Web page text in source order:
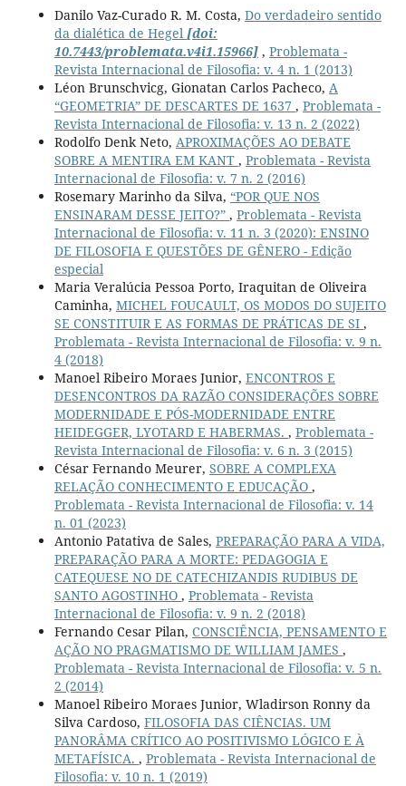
Danilo Vaz-Curado R. M. Costa, Do verdadeiro sentido
da dialética de Hegel [doi:
10.7443/problemata.v4i1.15966], Problemata -
Revista Internacional de Filosofia: v. 4 n. 1 (2013)
Léon Brunschvicg, Gionatan Carlos Pacheco, A
“GEOMETRIA” DE DESCARTES DE 1637 , Problemata -
Revista Internacional de Filosofia: v. 13 n. 2 (2022)
Rodolfo Denk Neto, APROXIMAÇÕES AO DEBATE
SOBRE A MENTIRA EM KANT , Problemata - Revista
Internacional de Filosofia: v. 7 n. 2 (2016)
Rosemary Marinho da Silva, “POR QUE NOS
ENSINARAM DESSE JEITO?” , Problemata - Revista
Internacional de Filosofia: v. 11 n. 3 (2020): ENSINO
DE FILOSOFIA E QUESTÕES DE GÊNERO - Edição
especial
Maria Veralúcia Pessoa Porto, Iraquitan de Oliveira
Caminha, MICHEL FOUCAULT, OS MODOS DO SUJEITO
SE CONSTITUIR E AS FORMAS DE PRÁTICAS DE SI ,
Problemata - Revista Internacional de Filosofia: v. 9 n.
4 (2018)
Manoel Ribeiro Moraes Junior, ENCONTROS E
DESENCONTROS DA RAZÃO CONSIDERAÇÕES SOBRE
MODERNIDADE E PÓS-MODERNIDADE ENTRE
HEIDEGGER, LYOTARD E HABERMAS. , Problemata -
Revista Internacional de Filosofia: v. 6 n. 3 (2015)
César Fernando Meurer, SOBRE A COMPLEXA
RELAÇÃO CONHECIMENTO E EDUCAÇÃO ,
Problemata - Revista Internacional de Filosofia: v. 14
n. 01 (2023)
Antonio Patativa de Sales, PREPARAÇÃO PARA A VIDA,
PREPARAÇÃO PARA A MORTE: PEDAGOGIA E
CATEQUESE NO DE CATECHIZANDIS RUDIBUS DE
SANTO AGOSTINHO , Problemata - Revista
Internacional de Filosofia: v. 9 n. 2 (2018)
Fernando Cesar Pilan, CONSCIÊNCIA, PENSAMENTO E
AÇÃO NO PRAGMATISMO DE WILLIAM JAMES ,
Problemata - Revista Internacional de Filosofia: v. 5 n.
2 (2014)
Manoel Ribeiro Moraes Junior, Wladirson Ronny da
Silva Cardoso, FILOSOFIA DAS CIÊNCIAS. UM
PANORÂMA CRÍTICO AO POSITIVISMO LÓGICO E À
METAFÍSICA. , Problemata - Revista Internacional de
Filosofia: v. 10 n. 1 (2019)